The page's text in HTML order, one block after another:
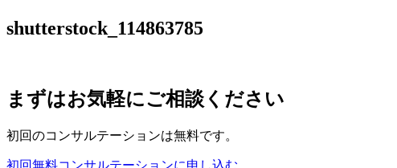
shutterstock_114863785
まずはお気軽にご相談ください
初回のコンサルテーションは無料です。
初回無料コンサルテーションに申し込む